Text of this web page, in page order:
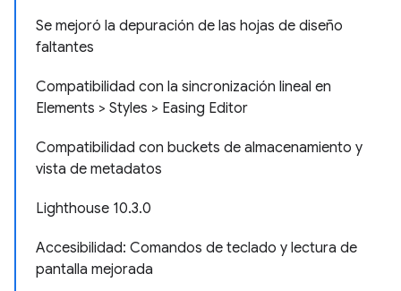
Se mejoró la depuración de las hojas de diseño
faltantes
Compatibilidad con la sincronización lineal en
Elements > Styles > Easing Editor
Compatibilidad con buckets de almacenamiento y
vista de metadatos
Lighthouse 10.3.0
Accesibilidad: Comandos de teclado y lectura de
pantalla mejorada